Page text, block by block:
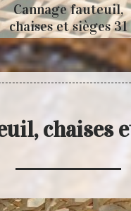
fauteuil,
sièges 31
chaises